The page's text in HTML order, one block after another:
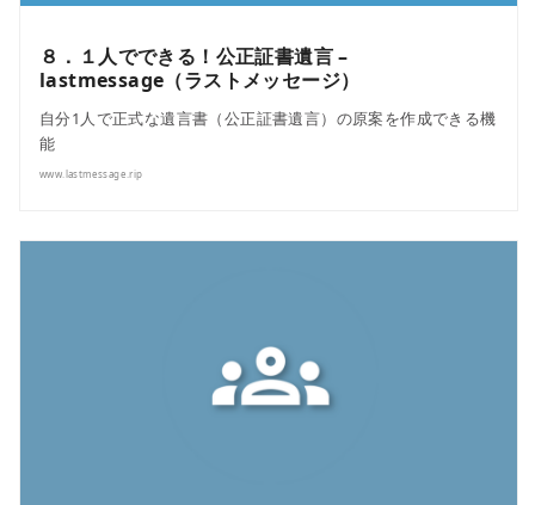
８．１人でできる！公正証書遺言 –
lastmessage（ラストメッセージ）
自分1人で正式な遺言書（公正証書遺言）の原案を作成できる機
能
www.lastmessage.rip